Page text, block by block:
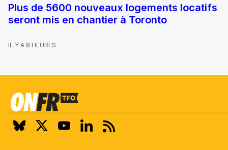
Plus de 5600 nouveaux logements locatifs
seront mis en chantier à Toronto
IL Y A 8 HEURES